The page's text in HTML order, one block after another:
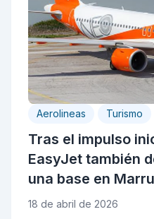
Aerolineas Turismo
Tras el impulso
EasyJet también
una base en
18 de abril de 2026